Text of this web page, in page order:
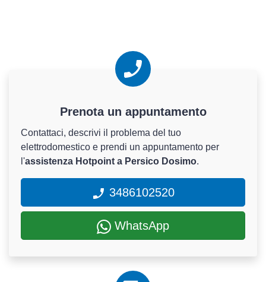
Prenota un appuntamento
Contattaci, descrivi il problema del tuo
elettrodomestico e prendi un appuntamento per
l'assistenza Hotpoint a Persico Dosimo.
3486102520
WhatsApp